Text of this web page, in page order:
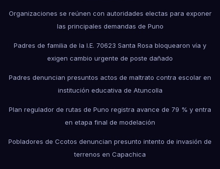
Organizaciones se reúnen con autoridades electas para exponer
las principales demandas de Puno
Padres de familia de la I.E. 70623 Santa Rosa bloquearon vía y
exigen cambio urgente de poste dañado
Padres denuncian presuntos actos de maltrato contra escolar en
institución educativa de Atuncolla
Plan regulador de rutas de Puno registra avance de 79 % y entra
en etapa final de modelación
Pobladores de Ccotos denuncian presunto intento de invasión de
terrenos en Capachica